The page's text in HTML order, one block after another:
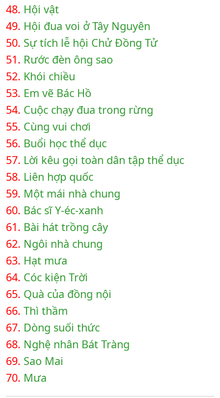
48. Hội vật
49. Hội đua voi ở Tây Nguyên
50. Sự tích lễ hội Chử Đồng Tử
51. Rước đèn ông sao
52. Khói chiều
53. Em vẽ Bác Hồ
54. Cuộc chạy đua trong rừng
55. Cùng vui chơi
56. Buổi học thể dục
57. Lời kêu gọi toàn dân tập thể dục
58. Liên hợp quốc
59. Một mái nhà chung
60. Bác sĩ Y-éc-xanh
61. Bài hát trồng cây
62. Ngôi nhà chung
63. Hạt mưa
64. Cóc kiện Trời
65. Quà của đồng nội
66. Thì thầm
67. Dòng suối thức
68. Nghệ nhân Bát Tràng
69. Sao Mai
70. Mưa